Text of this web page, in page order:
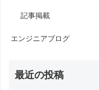
記事掲載
エンジニアブログ
最近の投稿